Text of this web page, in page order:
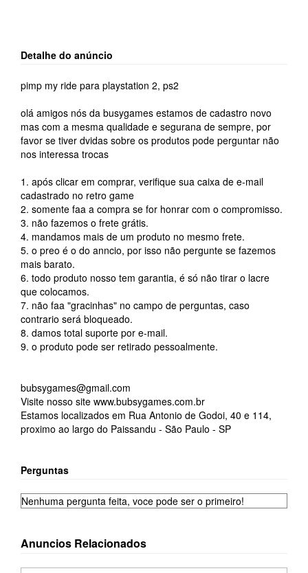
Detalhe do anúncio
pimp my ride para playstation 2, ps2
olá amigos nós da busygames estamos de cadastro novo
mas com a mesma qualidade e segurana de sempre, por
favor se tiver dvidas sobre os produtos pode perguntar não
nos interessa trocas
1. após clicar em comprar, verifique sua caixa de e-mail
cadastrado no retro game
2. somente faa a compra se for honrar com o compromisso.
3. não fazemos o frete grátis.
4. mandamos mais de um produto no mesmo frete.
5. o preo é o do anncio, por isso não pergunte se fazemos
mais barato.
6. todo produto nosso tem garantia, é só não tirar o lacre
que colocamos.
7. não faa "gracinhas" no campo de perguntas, caso
contrario será bloqueado.
8. damos total suporte por e-mail.
9. o produto pode ser retirado pessoalmente.
bubsygames@gmail.com
Visite nosso site www.bubsygames.com.br
Estamos localizados em Rua Antonio de Godoi, 40 e 114,
proximo ao largo do Paissandu - São Paulo - SP
Perguntas
Nenhuma pergunta feita, voce pode ser o primeiro!
Anuncios Relacionados